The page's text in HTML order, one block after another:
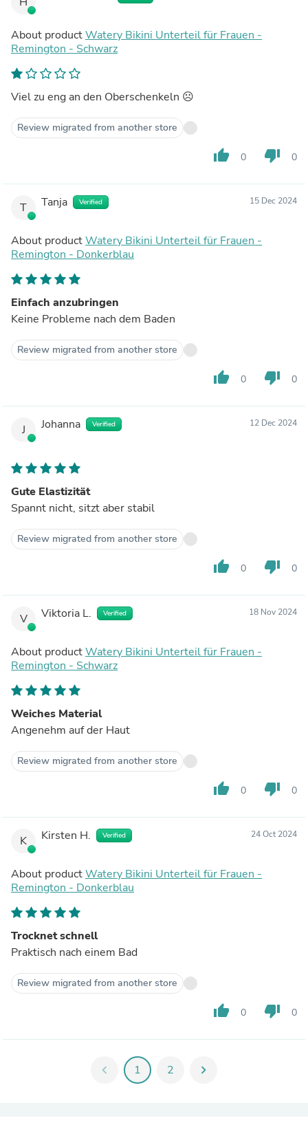
About productWatery Bikini Unterteil für Frauen -
Remington - Schwarz
Viel zu eng an den Oberschenkeln ☹️
Review migrated from another store
thumb_up 0 thumb_down 0
T Tanja Verified 15 Dec 2024
About productWatery Bikini Unterteil für Frauen -
Remington - Donkerblau
Einfach anzubringen
Keine Probleme nach dem Baden
Review migrated from another store
thumb_up 0 thumb_down 0
J Johanna Verified 12 Dec 2024
Gute Elastizität
Spannt nicht, sitzt aber stabil
Review migrated from another store
thumb_up 0 thumb_down 0
V Viktoria L. Verified 18 Nov 2024
About productWatery Bikini Unterteil für Frauen -
Remington - Schwarz
Weiches Material
Angenehm auf der Haut
Review migrated from another store
thumb_up 0 thumb_down 0
K Kirsten H. Verified 24 Oct 2024
About productWatery Bikini Unterteil für Frauen -
Remington - Donkerblau
Trocknet schnell
Praktisch nach einem Bad
Review migrated from another store
thumb_up 0 thumb_down 0
chevron_left 1 2 chevron_right